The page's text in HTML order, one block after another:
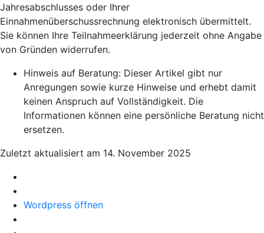
Jahresabschlusses oder Ihrer
Einnahmenüberschussrechnung elektronisch übermittelt.
Sie können Ihre Teilnahmeerklärung jederzeit ohne Angabe
von Gründen widerrufen.
Hinweis auf Beratung: Dieser Artikel gibt nur
Anregungen sowie kurze Hinweise und erhebt damit
keinen Anspruch auf Vollständigkeit. Die
Informationen können eine persönliche Beratung nicht
ersetzen.
Zuletzt aktualisiert am 14. November 2025
Wordpress öffnen